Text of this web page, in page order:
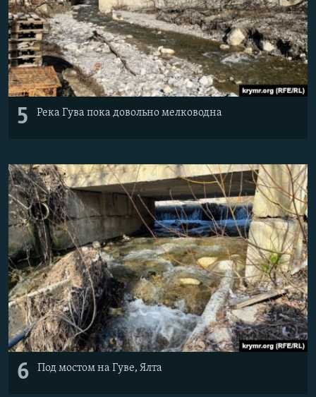
5 Река Гува пока довольно мелководна
6 Под мостом на Гуве, Ялта